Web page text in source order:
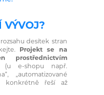
desítek stran
Projekt se na
prostřednictvím
(u e-shopu např.
„automatizované
konkrétně řeší až